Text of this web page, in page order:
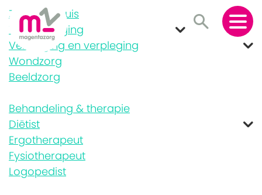
Zorg aan huis
Wijkverpleging
Verzorging en verpleging
Wondzorg
Beeldzorg
Behandeling & therapie
Diëtist
Ergotherapeut
Fysiotherapeut
Logopedist